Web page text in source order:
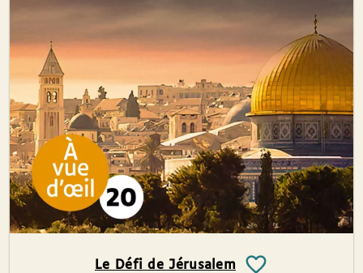
Le Défi de Jérusalem